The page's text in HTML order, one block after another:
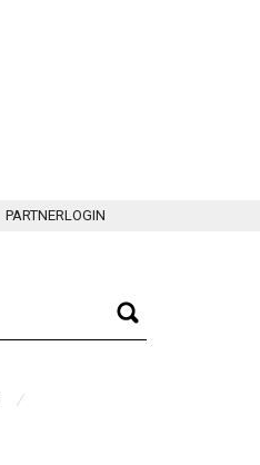
PARTNERLOGIN